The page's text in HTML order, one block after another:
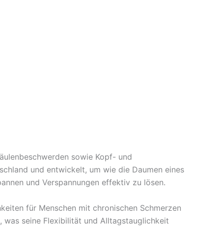
sowie Kopf- und
und entwickelt, um wie die Daumen eines
und Verspannungen effektiv zu lösen.
für Menschen mit chronischen Schmerzen
was seine Flexibilität und Alltagstauglichkeit